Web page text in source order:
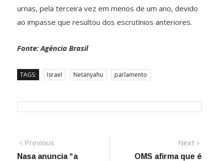
urnas, pela terceira vez em menos de um ano, devido
ao impasse que resultou dos escrutínios anteriores.
Fonte: Agência Brasil
TAGS: Israel Netanyahu parlamento
Navegação
Previous
post:
Nasa anuncia “a
Next
OMS afirma que é